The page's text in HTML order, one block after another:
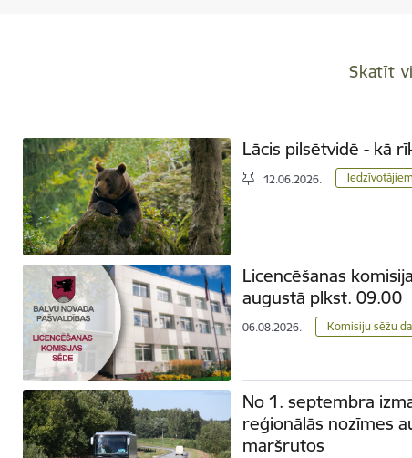
Skatīt
Lācis pilsētvidē - kā
12.06.2026. Iedzīvotājiem
Licencēšanas
augustā plkst. 09.00
06.08.2026. Komisiju sēžu
No 1. septembra
reģionālās nozīmes
maršrutos